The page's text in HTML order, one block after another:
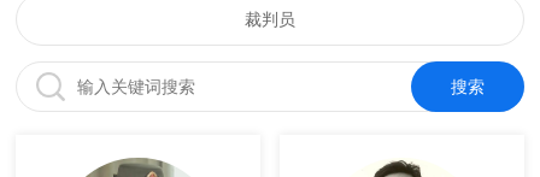
裁判员